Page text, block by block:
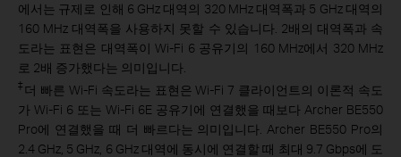
에서는 규제로 인해 6 GHz 대역의 320 MHz 대역폭과 5 GHz 대역의
160 MHz 대역폭을 사용하지 못할 수 있습니다. 2배의 대역폭과 속
도라는 표현은 대역폭이 Wi-Fi 6 공유기의 160 MHz에서 320 MHz
로 2배 증가했다는 의미입니다.
‡ 더 빠른 Wi-Fi 속도라는 표현은 Wi-Fi 7 클라이언트의 이론적 속도
가 Wi-Fi 6 또는 Wi-Fi 6E 공유기에 연결했을 때보다 Archer BE550
Pro에 연결했을 때 더 빠르다는 의미입니다. Archer BE550 Pro의
2.4 GHz, 5 GHz, 6 GHz 대역에 동시에 연결할 때 최대 9.7 Gbps에 도